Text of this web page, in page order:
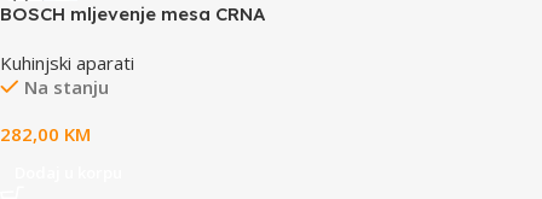
BOSCH mljevenje mesa CRNA
Blok motora pri 1900W,
Kuhinjski aparati
Na stanju
282,00 KM